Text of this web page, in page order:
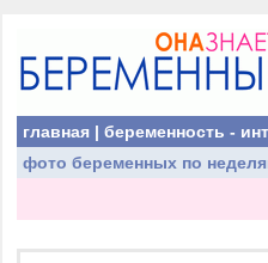
главная | беременность -
фото беременных по